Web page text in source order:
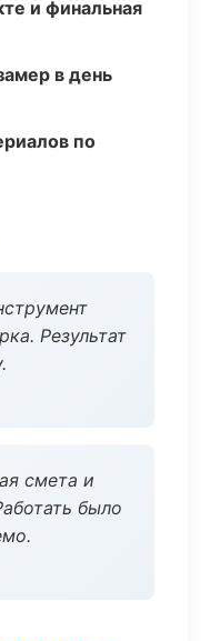
и финальная
в день
по
Результат
смета и
было